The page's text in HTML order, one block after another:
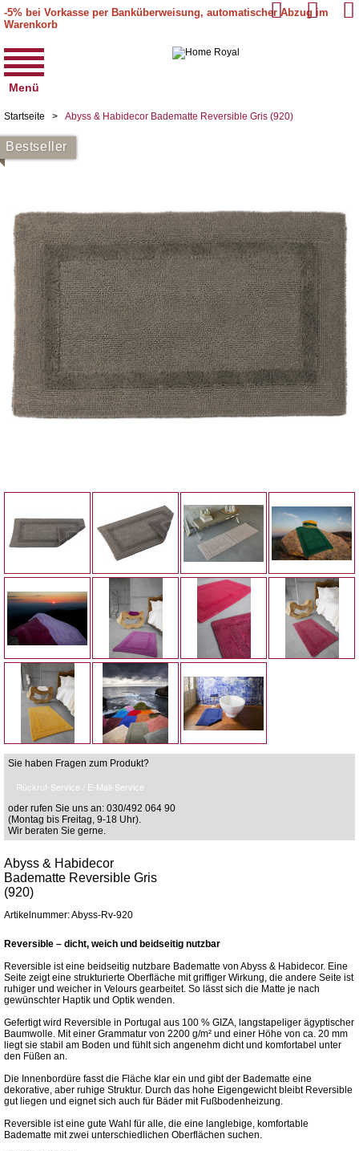
-5% bei Vorkasse per Banküberweisung, automatischer Abzug im
Warenkorb
Menü
Startseite > Abyss & Habidecor Badematte Reversible Gris (920)
Bestseller
Sie haben Fragen zum Produkt?
Rückruf-Service / E-Mail-Service
oder rufen Sie uns an: 030/492 064 90
(Montag bis Freitag, 9-18 Uhr).
Wir beraten Sie gerne.
Abyss & Habidecor
Badematte Reversible Gris
(920)
Artikelnummer: Abyss-Rv-920
Reversible – dicht, weich und beidseitig nutzbar
Reversible ist eine beidseitig nutzbare Badematte von Abyss & Habidecor. Eine
Seite zeigt eine strukturierte Oberfläche mit griffiger Wirkung, die andere Seite ist
ruhiger und weicher in Velours gearbeitet. So lässt sich die Matte je nach
gewünschter Haptik und Optik wenden.
Gefertigt wird Reversible in Portugal aus 100 % GIZA, langstapeliger ägyptischer
Baumwolle. Mit einer Grammatur von 2200 g/m² und einer Höhe von ca. 20 mm
liegt sie stabil am Boden und fühlt sich angenehm dicht und komfortabel unter
den Füßen an.
Die Innenbordüre fasst die Fläche klar ein und gibt der Badematte eine
dekorative, aber ruhige Struktur. Durch das hohe Eigengewicht bleibt Reversible
gut liegen und eignet sich auch für Bäder mit Fußbodenheizung.
Reversible ist eine gute Wahl für alle, die eine langlebige, komfortable
Badematte mit zwei unterschiedlichen Oberflächen suchen.